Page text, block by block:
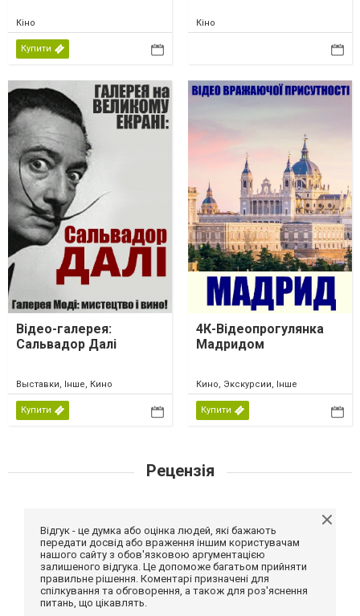
Кіно
Купити
Кіно
Відео-галерея:
Сальвадор Далі
Выставки, Інше, Кино
Купити
4К-Відеопрогулянка
Мадридом
Кино, Экскурсии, Інше
Купити
Рецензія
Відгук - це думка або оцінка людей, які бажають
передати досвід або враження іншим користувачам
нашого сайту з обов'язковою аргументацією
залишеного відгука. Це допоможе багатьом прийняти
правильне рішення. Коментарі призначені для
спілкування та обговорення, а також для роз'яснення
питань, що цікавлять.